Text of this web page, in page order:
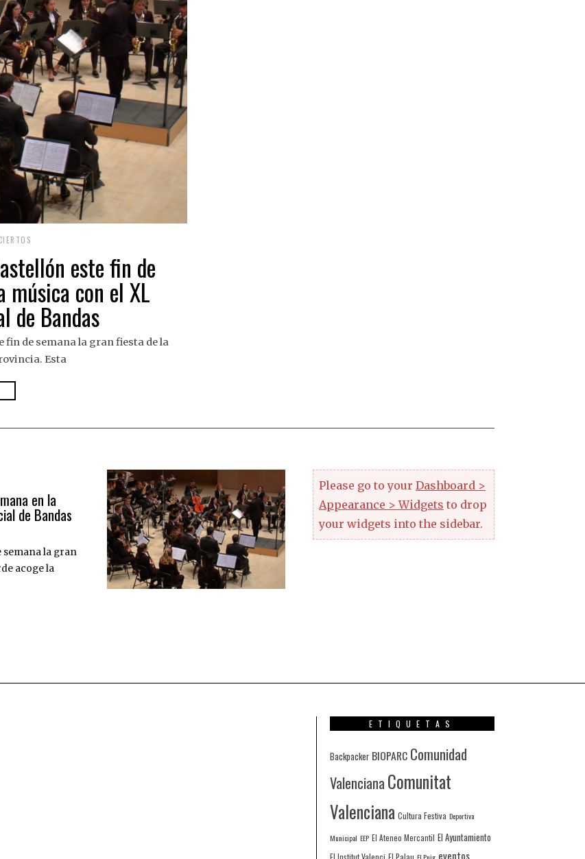
este fin de
música con el XL
de Bandas
de semana la gran fiesta de la
Esta
en la
de Bandas
semana la gran
acoge la
Please go to your Dashboard >
Appearance > Widgets to drop
your widgets into the sidebar.
ETIQUETAS
Backpacker BIOPARC Comunidad
Valenciana Comunitat
Valenciana Cultura Festiva Deportiva
Municipal EEP El Ateneo Mercantil El Ayuntamiento
eventos